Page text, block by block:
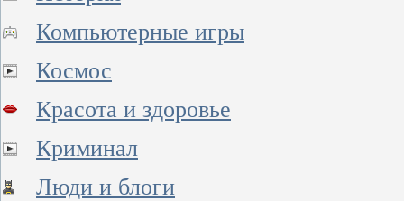
Компьютерные игры
Космос
Красота и здоровье
Криминал
Люди и блоги